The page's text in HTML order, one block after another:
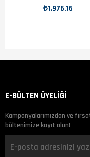
₺1.976,16
E-BÜLTEN ÜYELİĞİ
Kampanyalarımızdan ve
bültenimize kayıt olun!